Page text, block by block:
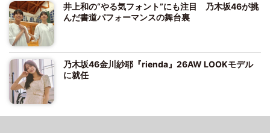
井上和の“やる気フォント”にも注目 乃木坂46が挑
んだ書道パフォーマンスの舞台裏
乃木坂46金川紗耶『rienda』26AW LOOKモデル
に就任